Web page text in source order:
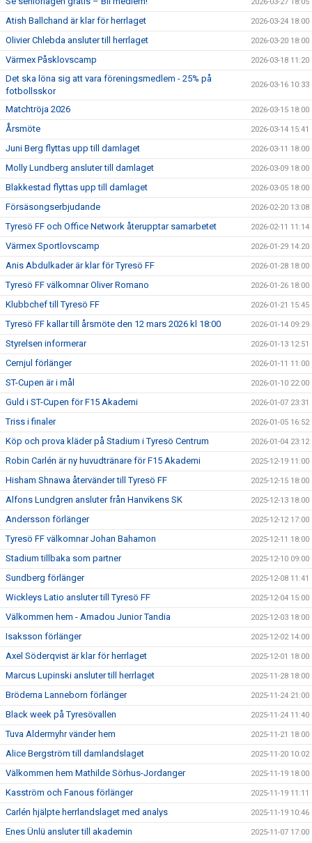
Atish Ballchand är klar för herrlaget 2026-03-24 18:00
Olivier Chlebda ansluter till herrlaget 2026-03-20 18:00
Värmex Påsklovscamp 2026-03-18 11:20
Det ska löna sig att vara föreningsmedlem - 25% på
fotbollsskor
2026-03-16 10:33
Matchtröja 2026 2026-03-15 18:00
Årsmöte 2026-03-14 15:41
Juni Berg flyttas upp till damlaget 2026-03-11 18:00
Molly Lundberg ansluter till damlaget 2026-03-09 18:00
Blakkestad flyttas upp till damlaget 2026-03-05 18:00
Försäsongserbjudande 2026-02-20 13:08
Tyresö FF och Office Network återupptar samarbetet 2026-02-11 11:14
Värmex Sportlovscamp 2026-01-29 14:20
Anis Abdulkader är klar för Tyresö FF 2026-01-28 18:00
Tyresö FF välkomnar Oliver Romano 2026-01-26 18:00
Klubbchef till Tyresö FF 2026-01-21 15:45
Tyresö FF kallar till årsmöte den 12 mars 2026 kl 18:00 2026-01-14 09:29
Styrelsen informerar 2026-01-13 12:51
Cernjul förlänger 2026-01-11 11:00
ST-Cupen är i mål 2026-01-10 22:00
Guld i ST-Cupen för F15 Akademi 2026-01-07 23:31
Triss i finaler 2026-01-05 16:52
Köp och prova kläder på Stadium i Tyresö Centrum 2026-01-04 23:12
Robin Carlén är ny huvudtränare för F15 Akademi 2025-12-19 11:00
Hisham Shnawa återvänder till Tyresö FF 2025-12-15 18:00
Alfons Lundgren ansluter från Hanvikens SK 2025-12-13 18:00
Andersson förlänger 2025-12-12 17:00
Tyresö FF välkomnar Johan Bahamon 2025-12-11 18:00
Stadium tillbaka som partner 2025-12-10 09:00
Sundberg förlänger 2025-12-08 11:41
Wickleys Latio ansluter till Tyresö FF 2025-12-04 15:00
Välkommen hem - Amadou Junior Tandia 2025-12-03 18:00
Isaksson förlänger 2025-12-02 14:00
Axel Söderqvist är klar för herrlaget 2025-12-01 18:00
Marcus Lupinski ansluter till herrlaget 2025-11-28 18:00
Bröderna Lanneborn förlänger 2025-11-24 21:00
Black week på Tyresövallen 2025-11-24 11:40
Tuva Aldermyhr vänder hem 2025-11-21 18:00
Alice Bergström till damlandslaget 2025-11-20 10:02
Välkommen hem Mathilde Sörhus-Jordanger 2025-11-19 18:00
Kasström och Fanous förlänger 2025-11-19 11:11
Carlén hjälpte herrlandslaget med analys 2025-11-19 10:46
Enes Ünlü ansluter till akademin 2025-11-07 17:00